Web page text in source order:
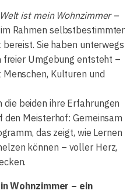
ist mein Wohnzimmer –
Rahmen selbstbestimmter
Sie haben unterwegs
freier Umgebung entsteht –
Kulturen und
die beiden ihre Erfahrungen
Meisterhof: Gemeinsam
das zeigt, wie Lernen
können – voller Herz,
Wohnzimmer – ein